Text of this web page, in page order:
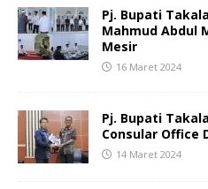
Pj. Bupati
Mahmud Abdul
Mesir
16 Maret 2024
Pj. Bupati
Consular Office
14 Maret 2024